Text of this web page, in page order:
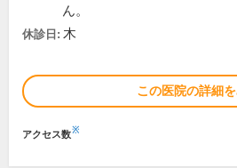
ん。
休診日: 木
この医院の詳細
アクセス数※